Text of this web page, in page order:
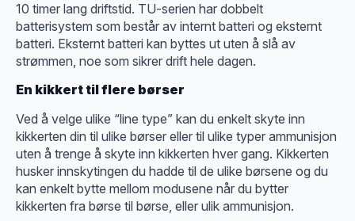
10 timer lang driftstid. TU-serien har dobbelt
batterisystem som består av internt batteri og eksternt
batteri. Eksternt batteri kan byttes ut uten å slå av
strømmen, noe som sikrer drift hele dagen.
En kikkert til flere børser
Ved å velge ulike “line type” kan du enkelt skyte inn
kikkerten din til ulike børser eller til ulike typer ammunisjon
uten å trenge å skyte inn kikkerten hver gang. Kikkerten
husker innskytingen du hadde til de ulike børsene og du
kan enkelt bytte mellom modusene når du bytter
kikkerten fra børse til børse, eller ulik ammunisjon.